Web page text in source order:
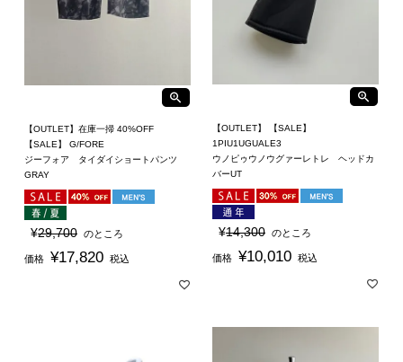
【OUTLET】在庫一掃 40%OFF
【SALE】 G/FORE
ジーフォア タイダイショートパンツ
GRAY
¥29,700 のところ
価格 ¥17,820 税込
【OUTLET】 【SALE】
1PIU1UGUALE3
ウノピゥウノウグァーレトレ ヘッドカ
バーUT
¥14,300 のところ
価格 ¥10,010 税込